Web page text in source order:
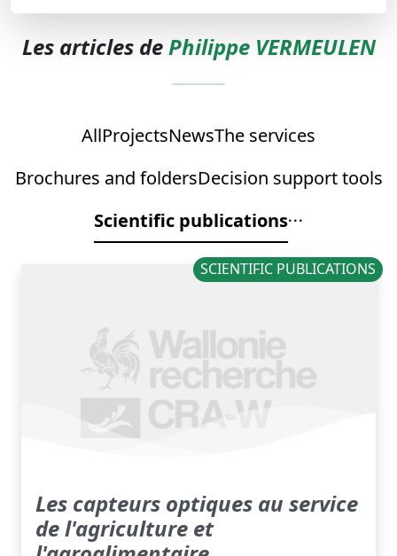
Les articles dePhilippe VERMEULEN
AllProjectsNewsThe services
Brochures and foldersDecision support tools
Scientific publications
SCIENTIFIC PUBLICATIONS
Les capteurs optiques au service
de l'agriculture et